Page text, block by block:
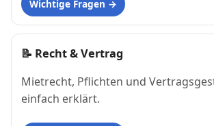
Wichtige Fragen
📝 Recht & Vertrag
Mietrecht, Pflichten und
einfach erklärt.